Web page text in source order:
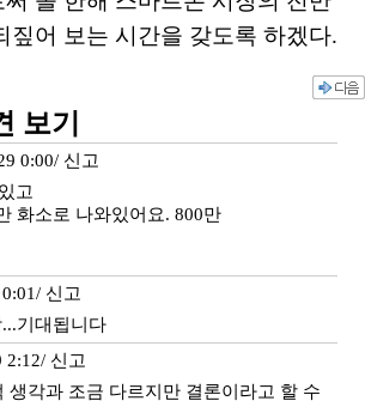
짚어 보는 시간을 갖도록 하겠다.
보기
0:00/ 신고
고
화소로 나와있어요. 800만
신고
기대됩니다
2:12/ 신고
생각과 조금 다르지만 결론이라고 할 수